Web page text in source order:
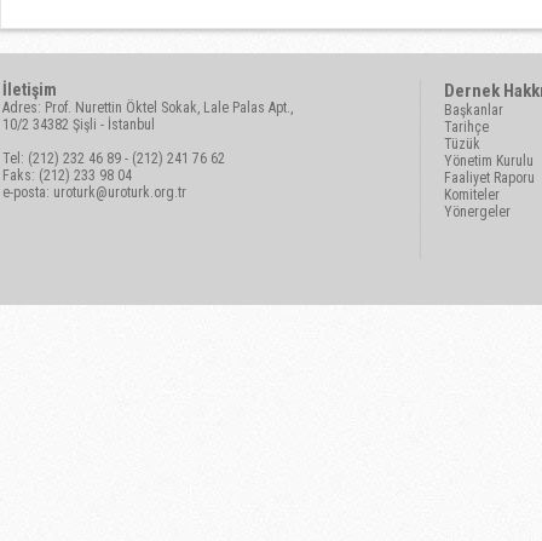
İletişim
Adres: Prof. Nurettin Öktel Sokak, Lale Palas Apt.,
10/2 34382 Şişli - İstanbul
Tel: (212) 232 46 89 - (212) 241 76 62
Faks: (212) 233 98 04
e-posta: uroturk@uroturk.org.tr
Dernek
Başkanlar
Tarihçe
Tüzük
Yönetim Kurulu
Faaliyet Raporu
Komiteler
Yönergeler